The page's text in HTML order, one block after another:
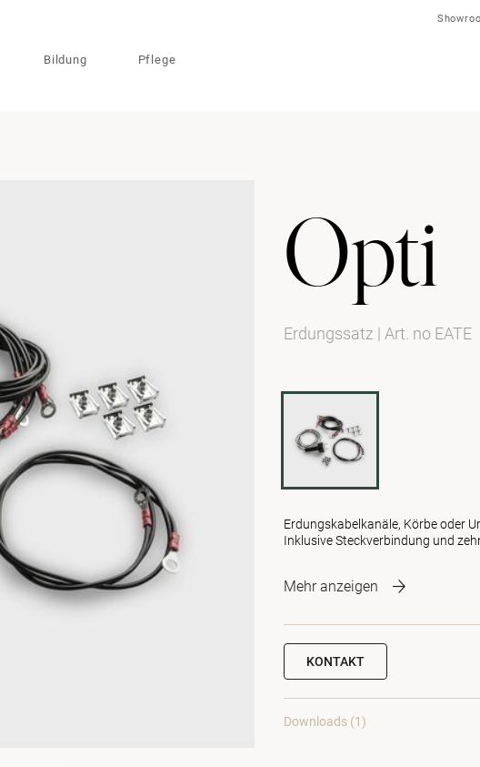
Bildung Pflege
Opti
Erdungssatz | Art. no EATE
Erdungskabelkanäle, Körbe oder
Inklusive Steckverbindung und
Mehr anzeigen
KONTAKT
Downloads (1)